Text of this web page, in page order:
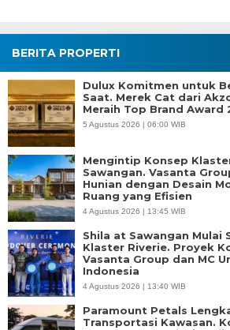
BERITA PROPERTI
Dulux Komitmen untuk
Saat. Merek Cat dari
Meraih Top Brand Award
5 Agustus 2026 | 06:00 WIB
Mengintip Konsep
Sawangan. Vasanta
Hunian dengan Desain
Ruang yang Efisien
4 Agustus 2026 | 13:45 WIB
Shila at Sawangan Mulai
Klaster Riverie. Proyek
Vasanta Group dan MC
Indonesia
4 Agustus 2026 | 13:40 WIB
Paramount Petals
Transportasi Kawasan.